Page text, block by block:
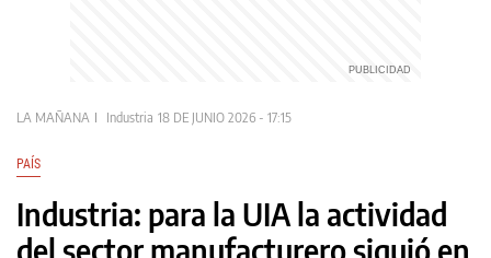
LA MAÑANA Industria 18 DE JUNIO 2026 - 17:15
PAÍS
Industria: para la UIA la actividad
del sector manufacturero siguió en